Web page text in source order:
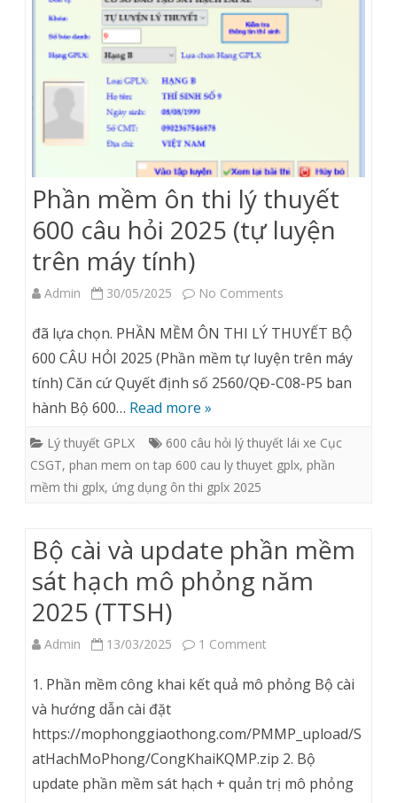
Phần mềm ôn thi lý thuyết
600 câu hỏi 2025 (tự luyện
trên máy tính)
Admin 30/05/2025 No Comments
mềm
ôn
lý
thuyết
hỏi
trên
máy
tính)
đã lựa chọn. PHẦN MỀM ÔN THI LÝ THUYẾT BỘ
600 CÂU HỎI 2025 (Phần mềm tự luyện trên máy
tính) Căn cứ Quyết định số 2560/QĐ-C08-P5 ban
hành Bộ 600… Read more »
Lý thuyết GPLX
600 câu hỏi lý thuyết lái xe Cục
CSGT, phan mem on tap 600 cau ly thuyet gplx, phần
mềm thi gplx, ứng dụng ôn thi gplx 2025
Bộ cài và update phần mềm
sát hạch mô phỏng năm
2025 (TTSH)
Admin 13/03/2025 1 Comment
và
update
1. Phần mềm công khai kết quả mô phỏng Bộ cài
và hướng dẫn cài đặt
https://mophonggiaothong.com/PMMP_upload/S
atHachMoPhong/CongKhaiKQMP.zip 2. Bộ
update phần mềm sát hạch + quản trị mô phỏng